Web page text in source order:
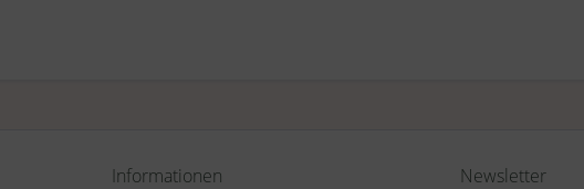
Informationen Newsletter